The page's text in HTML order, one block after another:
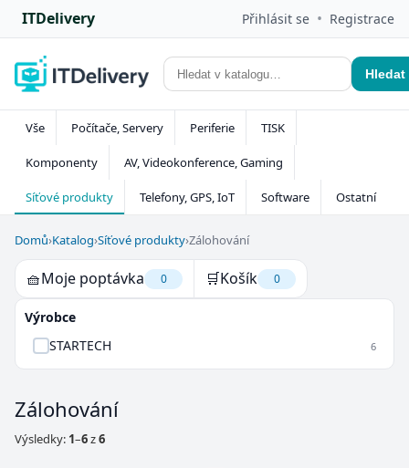
ITDelivery Přihlásit se • Registrace
Hledat
Vše Počítače, Servery Periferie TISK
Komponenty AV, Videokonference, Gaming
Síťové produkty Telefony, GPS, IoT Software Ostatní
Domů›Katalog›Síťové produkty›Zálohování
🧺Moje poptávka 0 🛒Košík 0
Výrobce
STARTECH
6
Zálohování
Výsledky: 1–6z6